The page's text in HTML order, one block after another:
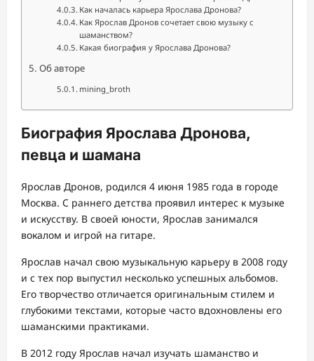
Как началась карьера Ярослава Дронова?
Как Ярослав Дронов сочетает свою музыку с
шаманством?
Какая биография у Ярослава Дронова?
Об авторе
mining_broth
Биография Ярослава Дронова,
певца и шамана
Ярослав Дронов, родился 4 июня 1985 года в городе
Москва. С раннего детства проявил интерес к музыке
и искусству. В своей юности, Ярослав занимался
вокалом и игрой на гитаре.
Ярослав начал свою музыкальную карьеру в 2008 году
и с тех пор выпустил несколько успешных альбомов.
Его творчество отличается оригинальным стилем и
глубокими текстами, которые часто вдохновлены его
шаманскими практиками.
В 2012 году Ярослав начал изучать шаманство и